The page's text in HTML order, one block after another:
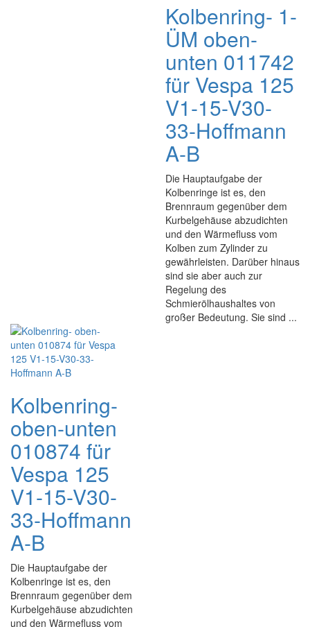
Kolbenring- 1-
ÜM oben-
unten 011742
für Vespa 125
V1-15-V30-
33-Hoffmann
A-B
Die Hauptaufgabe der
Kolbenringe ist es, den
Brennraum gegenüber dem
Kurbelgehäuse abzudichten
und den Wärmefluss vom
Kolben zum Zylinder zu
gewährleisten. Darüber hinaus
sind sie aber auch zur
Regelung des
Schmierölhaushaltes von
großer Bedeutung. Sie sind ...
Kolbenring-
oben-unten
010874 für
Vespa 125
V1-15-V30-
33-Hoffmann
A-B
Die Hauptaufgabe der
Kolbenringe ist es, den
Brennraum gegenüber dem
Kurbelgehäuse abzudichten
und den Wärmefluss vom